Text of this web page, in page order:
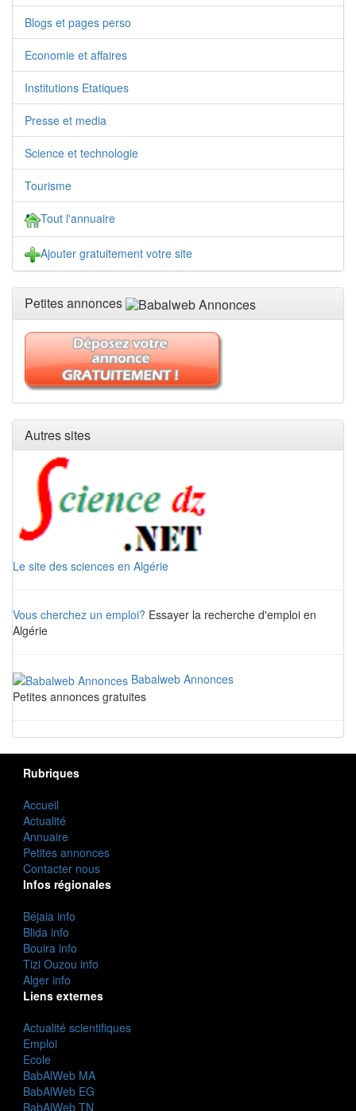
Blogs et pages perso
Economie et affaires
Institutions Etatiques
Presse et media
Science et technologie
Tourisme
Tout l'annuaire
Ajouter gratuitement votre site
Petites annonces
Autres sites
Le site des sciences en Algérie
Vous cherchez un emploi? Essayer la recherche d'emploi en
Algérie
Babalweb Annonces
Petites annonces gratuites
Rubriques
Accueil
Actualité
Annuaire
Petites annonces
Contacter nous
Infos régionales
Béjaia info
Blida info
Bouira info
Tizi Ouzou info
Alger info
Liens externes
Actualité scientifiques
Emploi
Ecole
BabAlWeb MA
BabAlWeb EG
BabAlWeb TN